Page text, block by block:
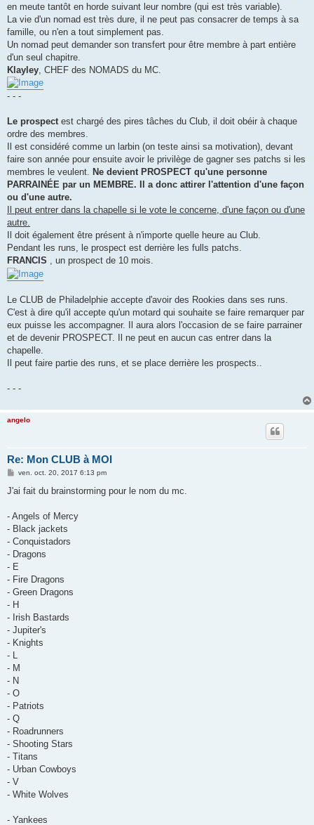
en meute tantôt en horde suivant leur nombre (qui est très variable).
La vie d'un nomad est très dure, il ne peut pas consacrer de temps à sa
famille, ou n'en a tout simplement pas.
Un nomad peut demander son transfert pour être membre à part entière
d'un seul chapitre.
Klayley , CHEF des NOMADS du MC.
- - -
Le prospect est chargé des pires tâches du Club, il doit obéir à chaque
ordre des membres.
Il est considéré comme un larbin (on teste ainsi sa motivation), devant
faire son année pour ensuite avoir le privilège de gagner ses patchs si les
membres le veulent. Ne devient PROSPECT qu'une personne
PARRAINÉE par un MEMBRE. Il a donc attirer l'attention d'une façon
ou d'une autre.
Il peut entrer dans la chapelle si le vote le concerne, d'une façon ou d'une
autre.
Il doit également être présent à n'importe quelle heure au Club.
Pendant les runs, le prospect est derrière les fulls patchs.
FRANCIS , un prospect de 10 mois.
Le CLUB de Philadelphie accepte d'avoir des Rookies dans ses runs.
C'est à dire qu'il accepte qu'un motard qui souhaite se faire remarquer par
eux puisse les accompagner. Il aura alors l'occasion de se faire parrainer
et de devenir PROSPECT. Il ne peut en aucun cas entrer dans la
chapelle.
Il peut faire partie des runs, et se place derrière les prospects..
- - -
angelo
Re: Mon CLUB à MOI
M
s
g
ven. oct. 20, 2017 6:13 pm
J'ai fait du brainstorming pour le nom du mc.
- Angels of Mercy
- Black jackets
- Conquistadors
- Dragons
- E
- Fire Dragons
- Green Dragons
- H
- Irish Bastards
- Jupiter's
- Knights
- L
- M
- N
- O
- Patriots
- Q
- Roadrunners
- Shooting Stars
- Titans
- Urban Cowboys
- V
- White Wolves
- Yankees